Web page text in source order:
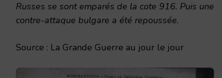
Russes se sont emparés de la cote 916. Puis une
contre-attaque bulgare a été repoussée.
Source : La Grande Guerre au jour le jour